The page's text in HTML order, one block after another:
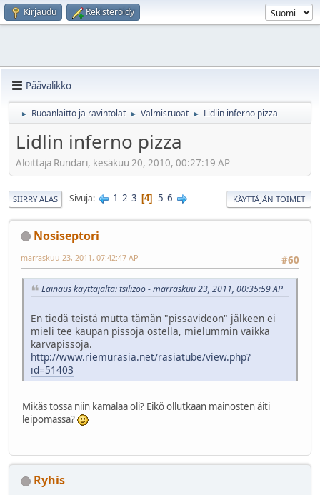
Kirjaudu Rekisteröidy
Päävalikko
► Ruoanlaitto ja ravintolat ► Valmisruoat ► Lidlin inferno pizza
Lidlin inferno pizza
Aloittaja Rundari, kesäkuu 20, 2010, 00:27:19 AP
SIIRRY ALAS Sivuja 1 2 3 4 5 6 KÄYTTÄJÄN TOIMET
Nosiseptori
#60
marraskuu 23, 2011, 07:42:47 AP
Lainaus käyttäjältä: tsilizoo - marraskuu 23, 2011, 00:35:59 AP
En tiedä teistä mutta tämän "pissavideon" jälkeen ei
mieli tee kaupan pissoja ostella, mielummin vaikka
karvapissoja.
http://www.riemurasia.net/rasiatube/view.php?
id=51403
Mikäs tossa niin kamalaa oli? Eikö ollutkaan mainosten äiti
leipomassa?
Ryhis